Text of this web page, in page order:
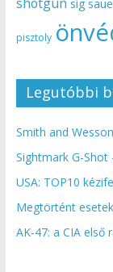
sig
pisztoly
Legutóbbi
Smith and
Sightmark G-
USA: TOP10
Megtörtént
AK-47: a CIA első